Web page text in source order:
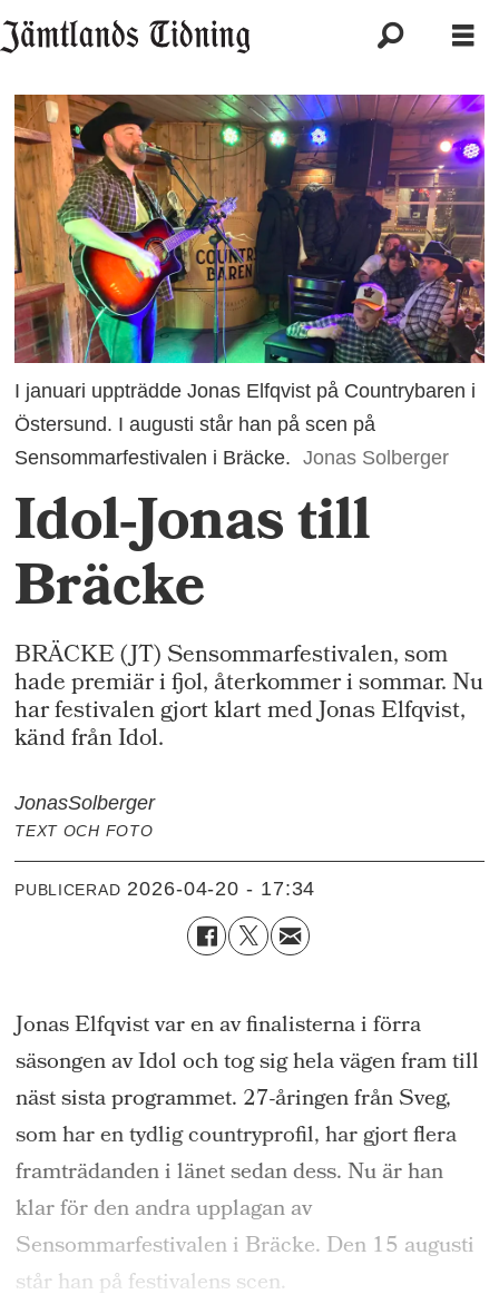
I januari uppträdde Jonas Elfqvist på Countrybaren i
Östersund. I augusti står han på scen på
Sensommarfestivalen i Bräcke. Jonas Solberger
Idol-Jonas till
Bräcke
BRÄCKE (JT) Sensommarfestivalen, som
hade premiär i fjol, återkommer i sommar. Nu
har festivalen gjort klart med Jonas Elfqvist,
känd från Idol.
JonasSolberger
TEXT OCH FOTO
PUBLICERAD 2026-04-20 - 17:34
Jonas Elfqvist var en av finalisterna i förra
säsongen av Idol och tog sig hela vägen fram till
näst sista programmet. 27-åringen från Sveg,
som har en tydlig countryprofil, har gjort flera
framträdanden i länet sedan dess. Nu är han
klar för den andra upplagan av
Sensommarfestivalen i Bräcke. Den 15 augusti
står han på festivalens scen.